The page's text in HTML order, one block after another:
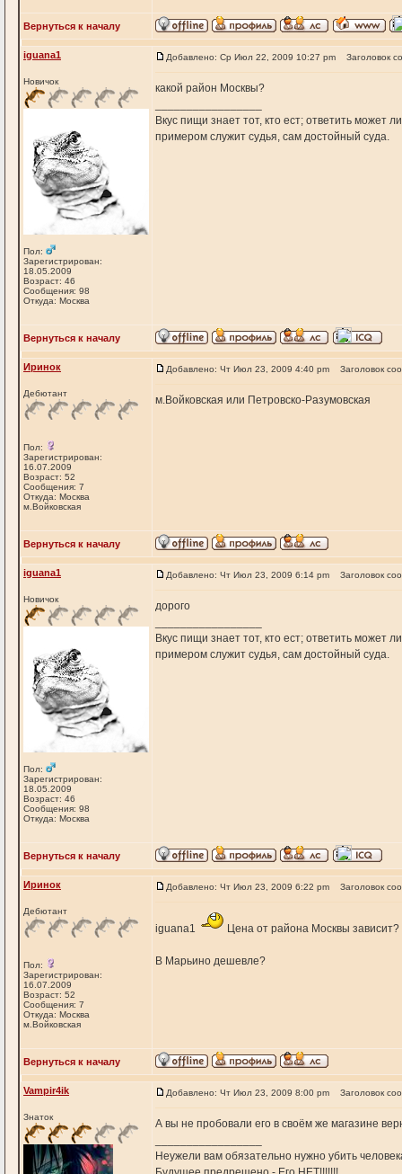
Вернуться к началу
iguana1
Новичок
Пол:
Зарегистрирован:
18.05.2009
Возраст: 46
Сообщения: 98
Откуда: Москва
Добавлено: Ср Июл 22, 2009 10:27 pm Заголовок
какой район Москвы?
Вкус пищи знает тот, кто ест; ответить может
примером служит судья, сам достойный суда.
Вернуться к началу
Иринок
Дебютант
Пол:
Зарегистрирован:
16.07.2009
Возраст: 52
Сообщения: 7
Откуда: Москва
м.Войковская
Добавлено: Чт Июл 23, 2009 4:40 pm Заголовок
м.Войковская или Петровско-Разумовская
Вернуться к началу
iguana1
Новичок
Пол:
Зарегистрирован:
18.05.2009
Возраст: 46
Сообщения: 98
Откуда: Москва
Добавлено: Чт Июл 23, 2009 6:14 pm Заголовок
дорого
Вкус пищи знает тот, кто ест; ответить может
примером служит судья, сам достойный суда.
Вернуться к началу
Иринок
Дебютант
Пол:
Зарегистрирован:
16.07.2009
Возраст: 52
Сообщения: 7
Откуда: Москва
м.Войковская
Добавлено: Чт Июл 23, 2009 6:22 pm Заголовок
iguana1 Цена от района Москвы зависит?
В Марьино дешевле?
Вернуться к началу
Vampir4ik
Знаток
Добавлено: Чт Июл 23, 2009 8:00 pm Заголовок
А вы не пробовали его в своём же магазине
Неужели вам обязательно нужно убить